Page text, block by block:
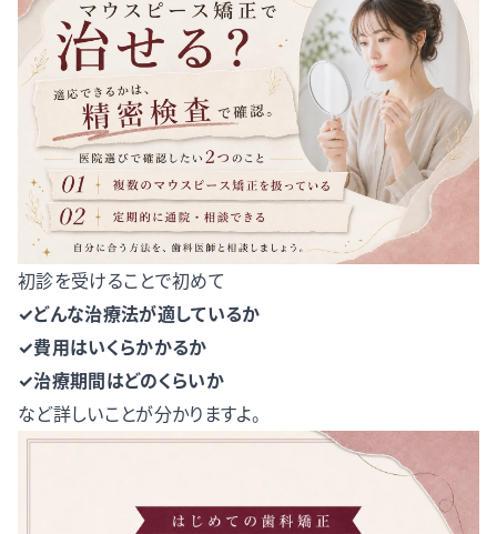
初診を受けることで初めて
✓どんな治療法が適しているか
✓費用はいくらかかるか
✓治療期間はどのくらいか
など詳しいことが分かりますよ。